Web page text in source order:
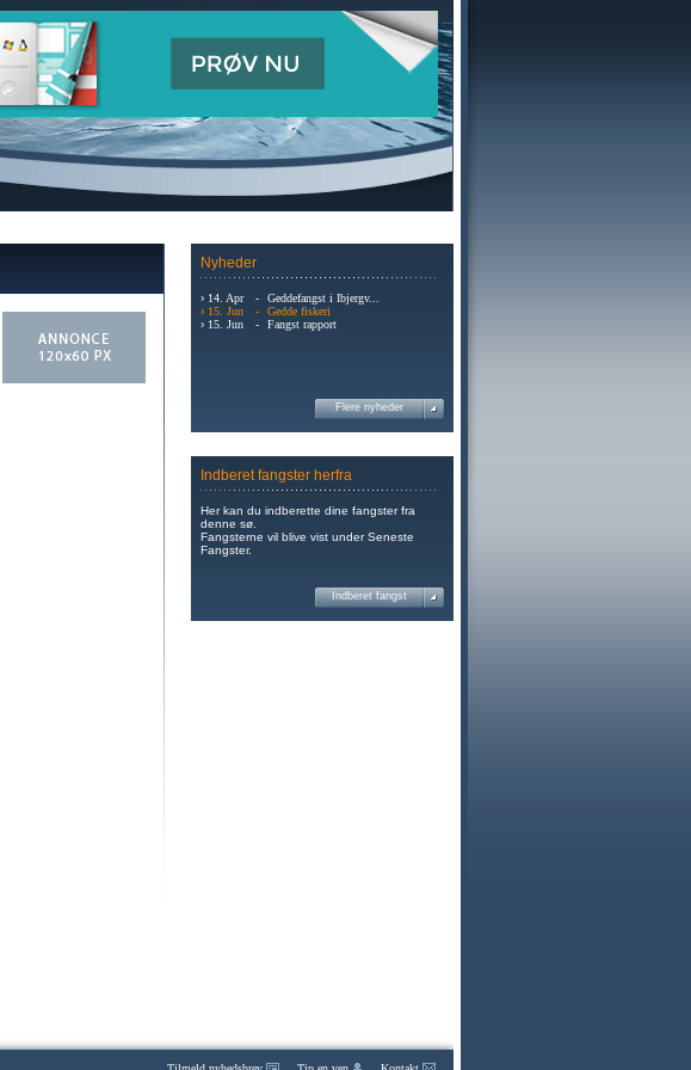
Nyheder
› 14. Apr -
Geddefangst i Ibjergv...
› 15. Jun -
Gedde fiskeri
› 15. Jun - Fangst rapport
Flere nyheder
Indberet fangster herfra
Her kan du indberette dine fangster fra
denne sø.
Fangsterne vil blive vist under Seneste
Fangster.
Indberet fangst